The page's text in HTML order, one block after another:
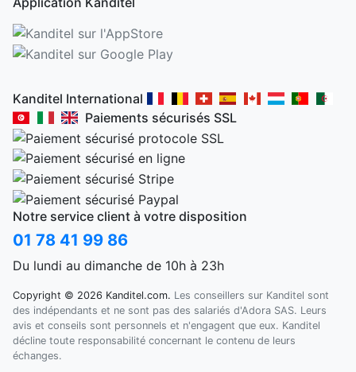
Kanditel International
Paiements sécurisés SSL
Notre service client à votre disposition
01 78 41 99 86
Du lundi au dimanche de 10h à 23h
Copyright © 2026 Kanditel.com. Les conseillers sur Kanditel sont
des indépendants et ne sont pas des salariés d'Adora SAS. Leurs
avis et conseils sont personnels et n'engagent que eux. Kanditel
décline toute responsabilité concernant le contenu de leurs
échanges.